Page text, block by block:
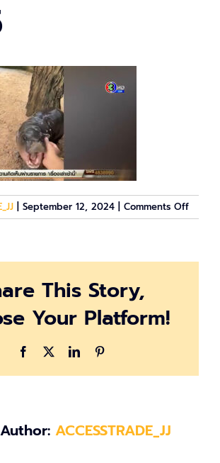
September 12, 2024 Comments Offon
03_5
This Story,
Your Platform!
Facebook LinkedIn
ACCESSTRADE_JJ